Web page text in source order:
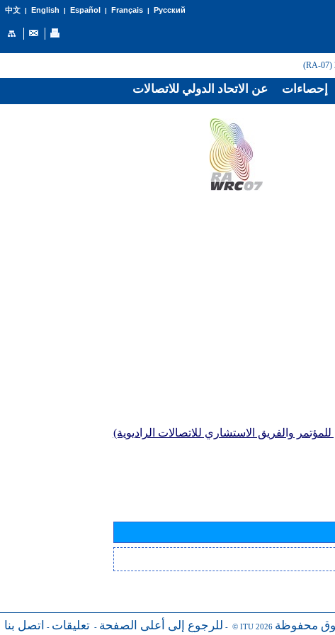
中文| English | Español | Français| Русский
والفريق الاستشاري للاتصالات الراديوية)
للرجوع إلى أعلى الصفحة - تعليقات - اتصل بنا - © ITU 2026 محفوظة
عن الاتحاد الدولي للاتصالات إحصاءات